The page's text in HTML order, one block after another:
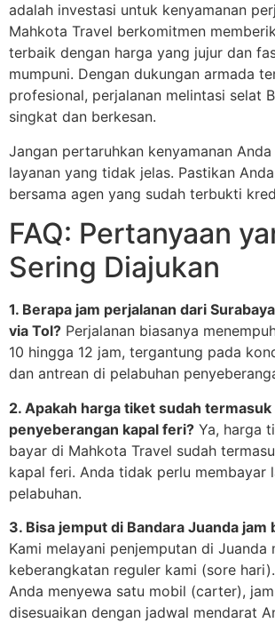
adalah investasi untuk kenyamanan
Mahkota Travel berkomitmen
terbaik dengan harga yang jujur dan
mumpuni. Dengan dukungan armada
profesional, perjalanan melintasi selat
singkat dan berkesan.
Jangan pertaruhkan kenyamanan
layanan yang tidak jelas. Pastikan
bersama agen yang sudah terbukti
FAQ: Pertanyaan
Sering Diajukan
1. Berapa jam perjalanan dari
via Tol? Perjalanan biasanya
10 hingga 12 jam, tergantung pada
dan antrean di pelabuhan
2. Apakah harga tiket sudah termasuk
penyeberangan kapal feri? Ya, harga
bayar di Mahkota Travel sudah
kapal feri. Anda tidak perlu membayar
pelabuhan.
3. Bisa jemput di Bandara Juanda jam
Kami melayani penjemputan di Juanda
keberangkatan reguler kami (sore
Anda menyewa satu mobil (carter),
disesuaikan dengan jadwal mendarat